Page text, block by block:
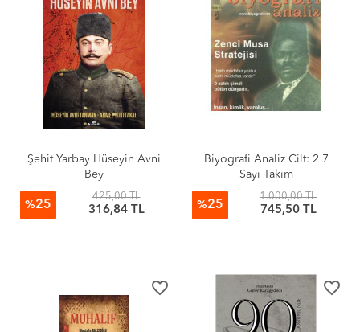
Şehit Yarbay Hüseyin Avni
Bey
%25
425,00 TL
316,84 TL
Biyografi Analiz Cilt: 2 7
Sayı Takım
%25
1.000,00 TL
745,50 TL
favorite_border favorite_border